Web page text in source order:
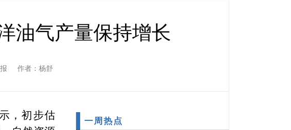
油气产量保持增长
作者：杨舒
，初步估
一周热点